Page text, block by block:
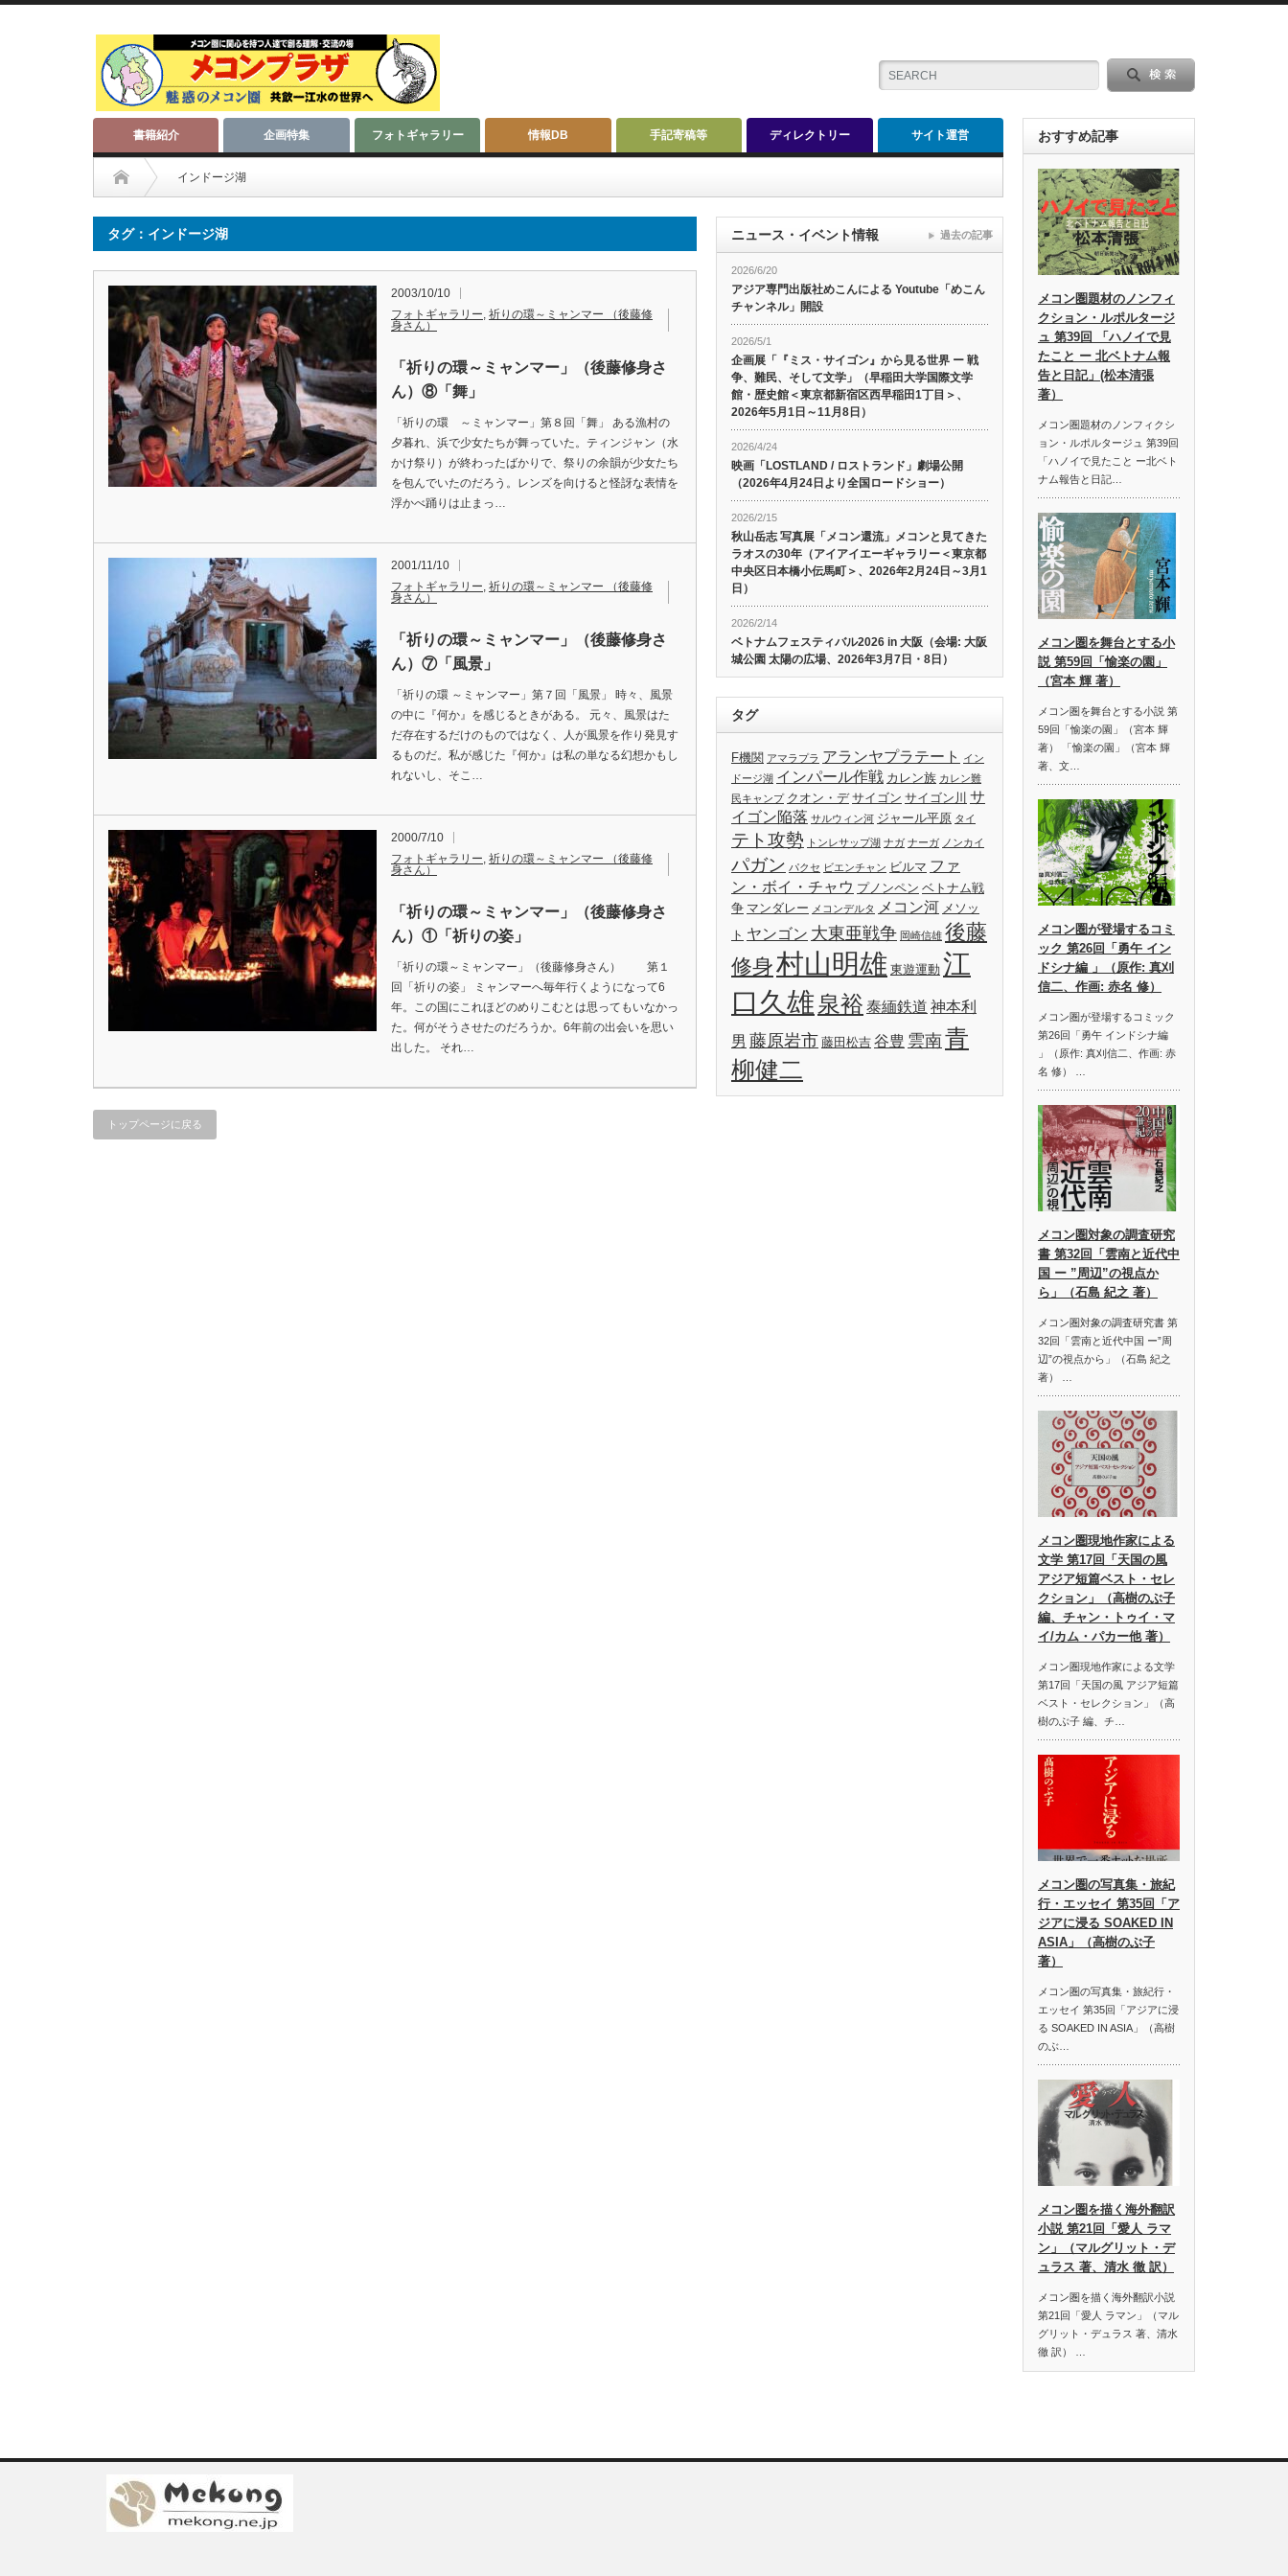
書籍紹介 企画特集 フォトギャラリー 情報DB 手記寄稿等 ディレクトリー サイト運営
インドージ湖
タグ：インドージ湖
2003/10/10
フォトギャラリー, 祈りの環～ミャンマー （後藤修
身さん）
「祈りの環～ミャンマー」（後藤修身さ
ん）⑧「舞」
「祈りの環 ～ミャンマー」第８回「舞」 ある漁村の
夕暮れ、浜で少女たちが舞っていた。ティンジャン（水
かけ祭り）が終わったばかりで、祭りの余韻が少女たち
を包んでいたのだろう。レンズを向けると怪訝な表情を
浮かべ踊りは止まっ…
2001/11/10
フォトギャラリー, 祈りの環～ミャンマー （後藤修
身さん）
「祈りの環～ミャンマー」（後藤修身さ
ん）⑦「風景」
「祈りの環 ～ミャンマー」第７回「風景」 時々、風景
の中に『何か』を感じるときがある。 元々、風景はた
だ存在するだけのものではなく、人が風景を作り発見す
るものだ。私が感じた『何か』は私の単なる幻想かもし
れないし、そこ…
2000/7/10
フォトギャラリー, 祈りの環～ミャンマー （後藤修
身さん）
「祈りの環～ミャンマー」（後藤修身さ
ん）①「祈りの姿」
「祈りの環～ミャンマー」（後藤修身さん） 第１
回「祈りの姿」 ミャンマーへ毎年行くようになって6
年。この国にこれほどのめりこむとは思ってもいなかっ
た。何がそうさせたのだろうか。6年前の出会いを思い
出した。 それ…
トップページに戻る
ニュース・イベント情報
2026/6/20
アジア専門出版社めこんによる Youtube「めこん
チャンネル」開設
2026/5/1
企画展「『ミス・サイゴン』から見る世界 ー 戦
争、難民、そして文学」（早稲田大学国際文学
館・歴史館＜東京都新宿区西早稲田1丁目＞、
2026年5月1日～11月8日）
2026/4/24
映画「LOSTLAND / ロストランド」劇場公開
（2026年4月24日より全国ロードショー）
2026/2/15
秋山岳志 写真展「メコン還流」メコンと見てきた
ラオスの30年（アイアイエーギャラリー＜東京都
中央区日本橋小伝馬町＞、2026年2月24日～3月1
日）
2026/2/14
ベトナムフェスティバル2026 in 大阪（会場: 大阪
城公園 太陽の広場、2026年3月7日・8日）
過去の記事
タグ
F機関 アマラプラ アランヤプラテート
イン
ドージ湖 インパール作戦 カレン族 カレン難
民キャンプ クオン・デ サイゴン サイゴン川 サ
イゴン陥落 サルウィン河 ジャール平原 タイ
テト攻勢 トンレサップ湖 ナガ ナーガ ノンカイ
パガン パクセ ビエンチャン ビルマ ファ
ン・ボイ・チャウ プノンペン ベトナム戦
争 マンダレー メコンデルタ メコン河 メソッ
ト ヤンゴン 大東亜戦争 岡崎信雄 後藤
修身村山明雄 東遊運動 江
口久雄泉裕 泰緬鉄道 神本利
男 藤原岩市 藤田松吉 谷豊 雲南青
柳健二
おすすめ記事
メコン圏題材のノンフィ
クション・ルポルタージ
ュ 第39回 「ハノイで見
たこと ー 北ベトナム報
告と日記」(松本清張
著）
メコン圏題材のノンフィクシ
ョン・ルポルタージュ 第39回
「ハノイで見たこと ー北ベト
ナム報告と日記…
メコン圏を舞台とする小
説 第59回「愉楽の園」
（宮本 輝 著）
メコン圏を舞台とする小説 第
59回「愉楽の園」（宮本 輝
著） 「愉楽の園」（宮本 輝
著、文…
メコン圏が登場するコミ
ック 第26回「勇午 イン
ドシナ編 」（原作: 真刈
信二、作画: 赤名 修）
メコン圏が登場するコミック
第26回「勇午 インドシナ編
」（原作: 真刈信二、作画: 赤
名 修） …
メコン圏対象の調査研究
書 第32回「雲南と近代中
国 ー ”周辺”の視点か
ら」（石島 紀之 著）
メコン圏対象の調査研究書 第
32回「雲南と近代中国 ー”周
辺”の視点から」（石島 紀之
著） …
メコン圏現地作家による
文学 第17回「天国の風
アジア短篇ベスト・セレ
クション」（高樹のぶ子
編、チャン・トゥイ・マ
イ/カム・パカー他 著）
メコン圏現地作家による文学
第17回「天国の風 アジア短篇
ベスト・セレクション」（高
樹のぶ子 編、チ…
メコン圏の写真集・旅紀
行・エッセイ 第35回「ア
ジアに浸る SOAKED IN
ASIA」（高樹のぶ子
著）
メコン圏の写真集・旅紀行・
エッセイ 第35回「アジアに浸
る SOAKED IN ASIA」（高樹
のぶ…
メコン圏を描く海外翻訳
小説 第21回「愛人 ラマ
ン」（マルグリット・デ
ュラス 著、清水 徹 訳）
メコン圏を描く海外翻訳小説
第21回「愛人 ラマン」（マル
グリット・デュラス 著、清水
徹 訳） …